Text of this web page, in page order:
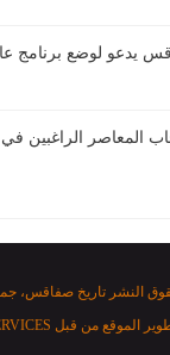
يدعو لوضع برنامج
المعاصر الراغبين
الموقع من قبل